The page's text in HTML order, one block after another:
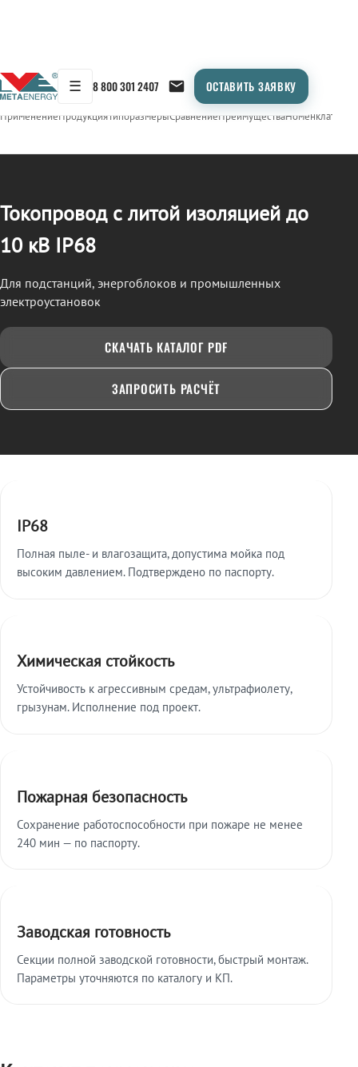
☰ 8 800 301 2407 ОСТАВИТЬ ЗАЯВКУ
← Продукция/ТОКОПРОВОД
ПрименениеПродукцияТипоразмерыСравнениеПреимуществаНоменклатура
Токопровод с литой изоляцией до
10 кВ IP68
Для подстанций, энергоблоков и промышленных
электроустановок
СКАЧАТЬ КАТАЛОГ PDF
ЗАПРОСИТЬ РАСЧЁТ
IP68
Полная пыле- и влагозащита, допустима мойка под
высоким давлением. Подтверждено по паспорту.
Химическая стойкость
Устойчивость к агрессивным средам, ультрафиолету,
грызунам. Исполнение под проект.
Пожарная безопасность
Сохранение работоспособности при пожаре не менее
240 мин — по паспорту.
Заводская готовность
Секции полной заводской готовности, быстрый монтаж.
Параметры уточняются по каталогу и КП.